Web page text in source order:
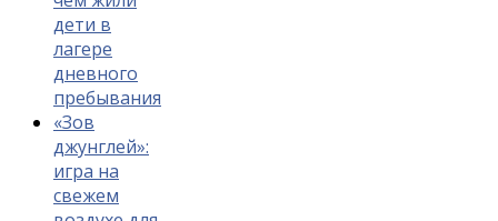
дети в
лагере
дневного
пребывания
«Зов
джунглей»:
игра на
свежем